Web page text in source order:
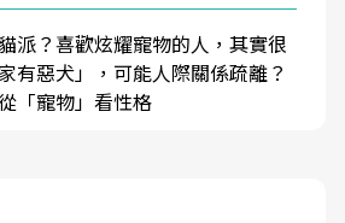
派？喜歡炫耀寵物的人，其實很
有惡犬」，可能人際關係疏離？
「寵物」看性格